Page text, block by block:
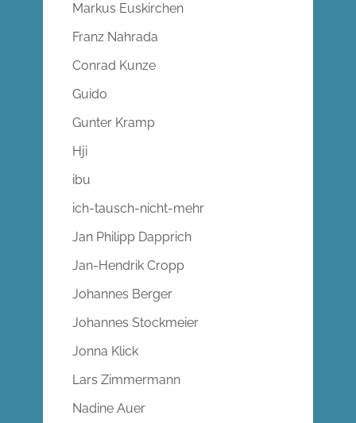
Markus Euskirchen
Franz Nahrada
Conrad Kunze
Guido
Gunter Kramp
Hji
ibu
ich-tausch-nicht-mehr
Jan Philipp Dapprich
Jan-Hendrik Cropp
Johannes Berger
Johannes Stockmeier
Jonna Klick
Lars Zimmermann
Nadine Auer